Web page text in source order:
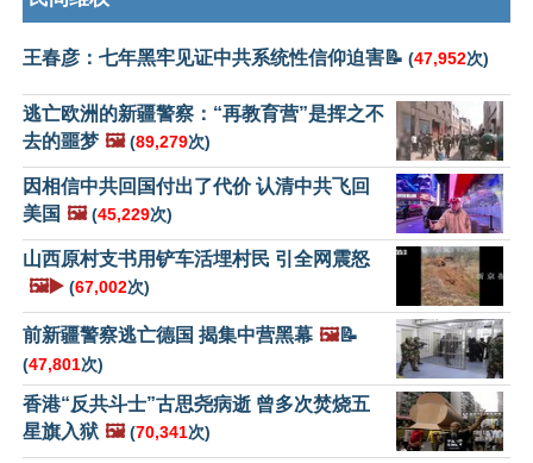
王春彦：七年黑牢见证中共系统性信仰迫害📝 (47,952次)
逃亡欧洲的新疆警察：“再教育营”是挥之不
去的噩梦 🖼️ (89,279次)
因相信中共回国付出了代价 认清中共飞回
美国 🖼️ (45,229次)
山西原村支书用铲车活埋村民 引全网震怒
🖼️▶️ (67,002次)
前新疆警察逃亡德国 揭集中营黑幕 🖼️📝
(47,801次)
香港“反共斗士”古思尧病逝 曾多次焚烧五
星旗入狱 🖼️ (70,341次)